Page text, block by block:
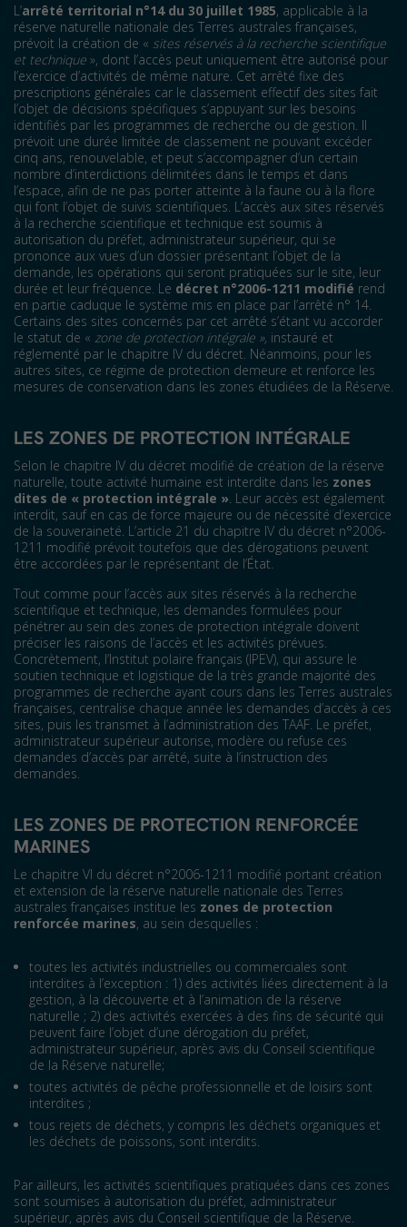
L’arrêté territorial n°14 du 30 juillet 1985, applicable à la
réserve naturelle nationale des Terres australes françaises,
prévoit la création de « sites réservés à la recherche scientifique
et technique », dont l’accès peut uniquement être autorisé pour
l’exercice d’activités de même nature. Cet arrêté fixe des
prescriptions générales car le classement effectif des sites fait
l’objet de décisions spécifiques s’appuyant sur les besoins
identifiés par les programmes de recherche ou de gestion. Il
prévoit une durée limitée de classement ne pouvant excéder
cinq ans, renouvelable, et peut s’accompagner d’un certain
nombre d’interdictions délimitées dans le temps et dans
l’espace, afin de ne pas porter atteinte à la faune ou à la flore
qui font l’objet de suivis scientifiques. L’accès aux sites réservés
à la recherche scientifique et technique est soumis à
autorisation du préfet, administrateur supérieur, qui se
prononce aux vues d’un dossier présentant l’objet de la
demande, les opérations qui seront pratiquées sur le site, leur
durée et leur fréquence. Le décret n°2006-1211 modifié rend
en partie caduque le système mis en place par l’arrêté n° 14.
Certains des sites concernés par cet arrêté s’étant vu accorder
le statut de « zone de protection intégrale », instauré et
réglementé par le chapitre IV du décret. Néanmoins, pour les
autres sites, ce régime de protection demeure et renforce les
mesures de conservation dans les zones étudiées de la Réserve.
LES ZONES DE PROTECTION INTÉGRALE
Selon le chapitre IV du décret modifié de création de la réserve
naturelle, toute activité humaine est interdite dans les zones
dites de « protection intégrale » . Leur accès est également
interdit, sauf en cas de force majeure ou de nécessité d’exercice
de la souveraineté. L’article 21 du chapitre IV du décret n°2006-
1211 modifié prévoit toutefois que des dérogations peuvent
être accordées par le représentant de l’État.
Tout comme pour l’accès aux sites réservés à la recherche
scientifique et technique, les demandes formulées pour
pénétrer au sein des zones de protection intégrale doivent
préciser les raisons de l’accès et les activités prévues.
Concrètement, l’Institut polaire français (IPEV), qui assure le
soutien technique et logistique de la très grande majorité des
programmes de recherche ayant cours dans les Terres australes
françaises, centralise chaque année les demandes d’accès à ces
sites, puis les transmet à l’administration des TAAF. Le préfet,
administrateur supérieur autorise, modère ou refuse ces
demandes d’accès par arrêté, suite à l’instruction des
demandes.
LES ZONES DE PROTECTION RENFORCÉE
MARINES
Le chapitre VI du décret n°2006-1211 modifié portant création
et extension de la réserve naturelle nationale des Terres
australes françaises institue les zones de protection
renforcée marines, au sein desquelles :
toutes les activités industrielles ou commerciales sont
interdites à l’exception : 1) des activités liées directement à la
gestion, à la découverte et à l’animation de la réserve
naturelle ; 2) des activités exercées à des fins de sécurité qui
peuvent faire l’objet d’une dérogation du préfet,
administrateur supérieur, après avis du Conseil scientifique
de la Réserve naturelle;
toutes activités de pêche professionnelle et de loisirs sont
interdites ;
tous rejets de déchets, y compris les déchets organiques et
les déchets de poissons, sont interdits.
Par ailleurs, les activités scientifiques pratiquées dans ces zones
sont soumises à autorisation du préfet, administrateur
supérieur, après avis du Conseil scientifique de la Réserve.